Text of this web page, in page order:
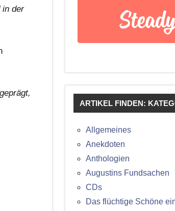
in der
ARTIKEL FINDEN:
Allgemeines
Anekdoten
Anthologien
Augustins Fundsachen
CDs
Das flüchtige Schöne